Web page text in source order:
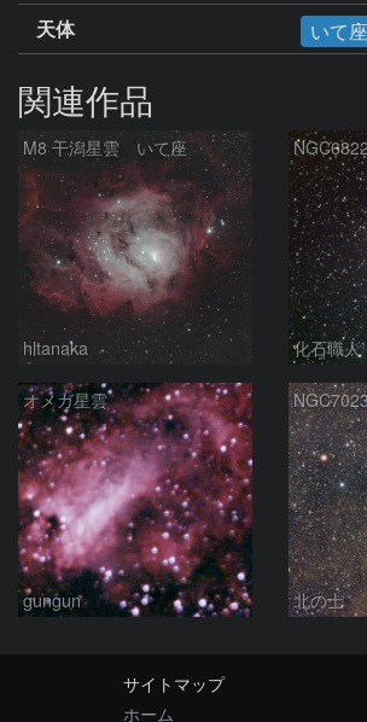
天体
いて座
関連作品
M8 干潟星雲 いて座
hltanaka 化石職人
オメガ星雲
gungun 北の士
サイトマップ
ホーム